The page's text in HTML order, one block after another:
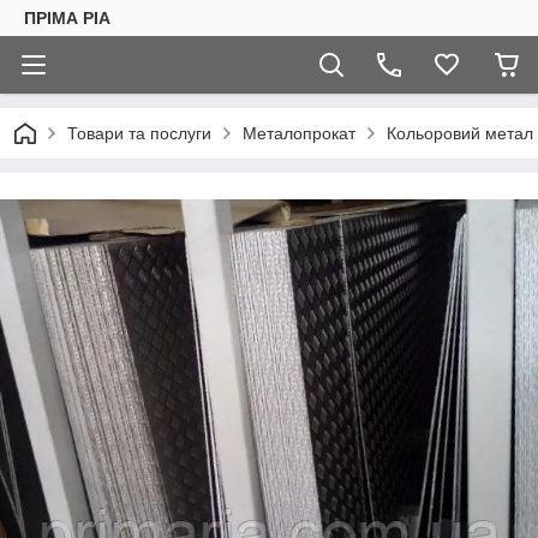
ПРІМА РІА
Товари та послуги Металопрокат Кольоровий метал